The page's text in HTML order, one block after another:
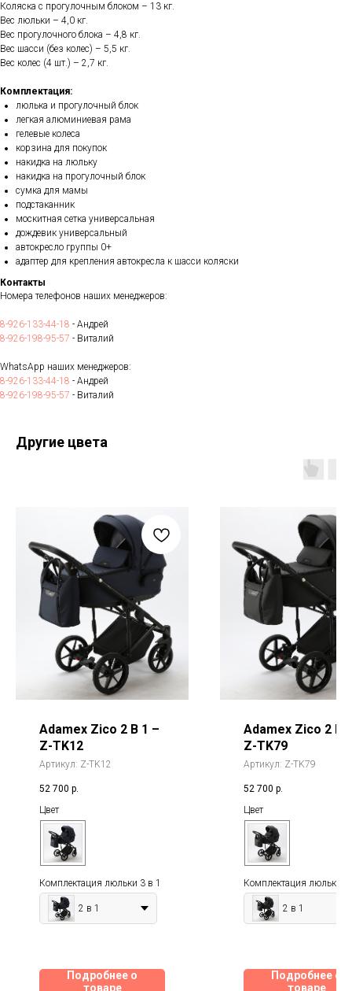
Коляска с прогулочным блоком – 13 кг.
Вес люльки – 4,0 кг.
Вес прогулочного блока – 4,8 кг.
Вес шасси (без колес) – 5,5 кг.
Вес колес (4 шт.) – 2,7 кг.
Комплектация:
люлька и прогулочный блок
легкая алюминиевая рама
гелевые колеса
корзина для покупок
накидка на люльку
накидка на прогулочный блок
сумка для мамы
подстаканник
москитная сетка универсальная
дождевик универсальный
автокресло группы 0+
адаптер для крепления автокресла к шасси коляски
Контакты
Номера телефонов наших менеджеров:
8-926-133-44-18 - Андрей
8-926-198-95-57 - Виталий
WhatsApp наших менеджеров:
8-926-133-44-18 - Андрей
8-926-198-95-57 - Виталий
Другие цвета
Adamex Zico 2 В 1 –
Z-TK12
Артикул: Z-TK12
52 700 р.
Цвет
Комплектация люльки 3 в 1
2 в 1
Подробнее о
товаре
Adamex Zico 2 В
Z-TK79
Артикул: Z-TK79
52 700 р.
Цвет
Комплектация люльки 3
2 в 1
Подробнее о
товаре